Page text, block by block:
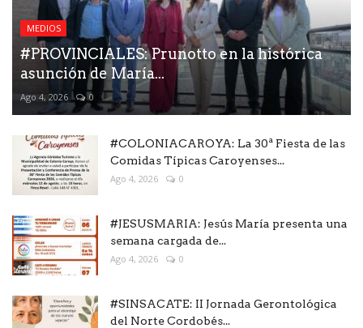
MEDIOS
#PROVINCIALES: Prunotto en la histórica
asunción de María...
Ago 4, 2026 0
#COLONIACAROYA: La 30ª Fiesta de las
Comidas Típicas Caroyenses...
Ago 4, 2026 0
#JESUSMARIA: Jesús María presenta una
semana cargada de...
Ago 4, 2026 0
#SINSACATE: II Jornada Gerontológica
del Norte Cordobés...